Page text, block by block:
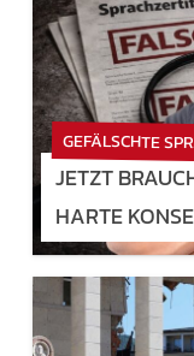
GEFÄLSCHTE
JETZT
HARTE